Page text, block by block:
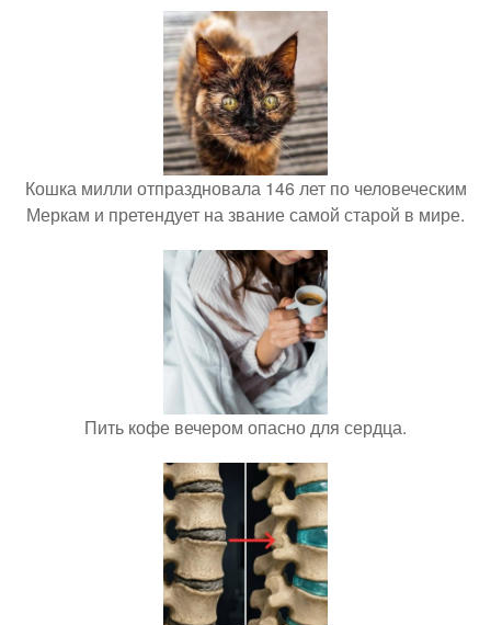
Кошка милли отпраздновала 146 лет по человеческим
Меркам и претендует на звание самой старой в мире.
Пить кофе вечером опасно для сердца.